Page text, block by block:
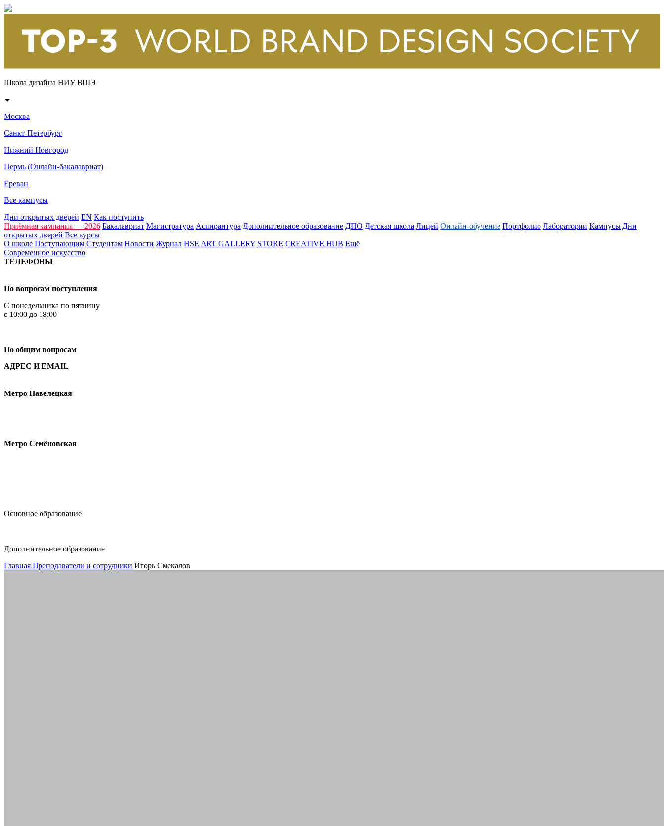
Школа дизайна НИУ ВШЭ
Москва
Санкт-Петербург
Нижний Новгород
Пермь (Онлайн-бакалавриат)
Ереван
Все кампусы
Дни открытых дверей EN Как поступить
Приёмная кампания — 2026 Бакалавриат Магистратура Аспирантура Дополнительное образование ДПО Детская школа Лицей Онлайн-обучение Портфолио Лаборатории Кампусы Дни
открытых дверей Все курсы
О школе Поступающим Студентам Новости Журнал HSE ART GALLERY STORE CREATIVE HUB Ещё
Современное искусство
ТЕЛЕФОНЫ
По вопросам поступления
С понедельника по пятницу
с 10:00 до 18:00
По общим вопросам
АДРЕС И EMAIL
Метро Павелецкая
Метро Семёновская
Основное образование
Дополнительное образование
Главная Преподаватели и сотрудники Игорь Смекалов